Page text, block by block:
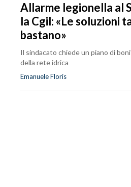
Allarme legionella al
la Cgil: «Le soluzioni
bastano»
Il sindacato chiede un piano di
della rete idrica
Emanuele Floris